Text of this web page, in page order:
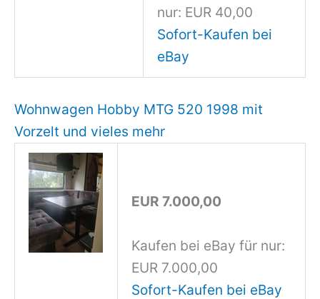
nur: EUR 40,00
Sofort-Kaufen bei
eBay
Wohnwagen Hobby MTG 520 1998 mit
Vorzelt und vieles mehr
EUR 7.000,00
Kaufen bei eBay für nur:
EUR 7.000,00
Sofort-Kaufen bei eBay